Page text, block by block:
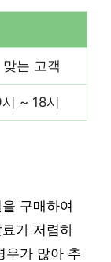
는 고객
~ 18시
구매하여
가 저렴하
우가 많아 추